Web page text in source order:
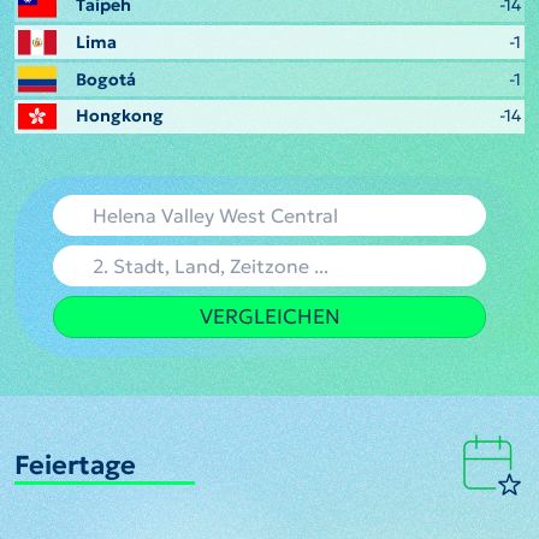
Taipeh
-14
Lima
-1
Bogotá
-1
Hongkong
-14
VERGLEICHEN
Feiertage